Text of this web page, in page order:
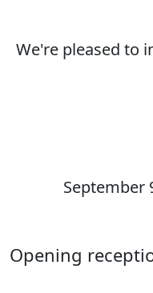
We're pleased to
September
Opening